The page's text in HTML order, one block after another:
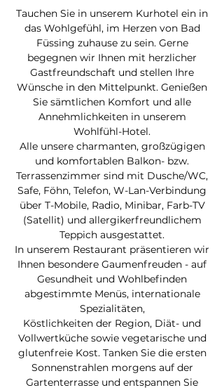
Tauchen Sie in unserem Kurhotel ein in
das Wohlgefühl, im Herzen von Bad
Füssing zuhause zu sein. Gerne
begegnen wir Ihnen mit herzlicher
Gastfreundschaft und stellen Ihre
Wünsche in den Mittelpunkt. Genießen
Sie sämtlichen Komfort und alle
Annehmlichkeiten in unserem
Wohlfühl-Hotel.
Alle unsere charmanten, großzügigen
und komfortablen Balkon- bzw.
Terrassenzimmer sind mit Dusche/WC,
Safe, Föhn, Telefon, W-Lan-Verbindung
über T-Mobile, Radio, Minibar, Farb-TV
(Satellit) und allergikerfreundlichem
Teppich ausgestattet.
In unserem Restaurant präsentieren wir
Ihnen besondere Gaumenfreuden - auf
Gesundheit und Wohlbefinden
abgestimmte Menüs, internationale
Spezialitäten,
Köstlichkeiten der Region, Diät- und
Vollwertküche sowie vegetarische und
glutenfreie Kost. Tanken Sie die ersten
Sonnenstrahlen morgens auf der
Gartenterrasse und entspannen Sie